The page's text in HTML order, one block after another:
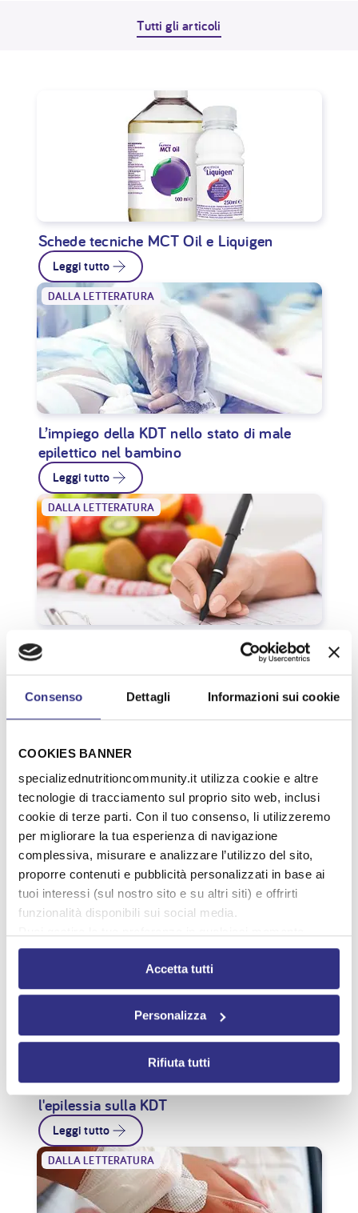
Consenso Dettagli Informazioni sui cookie
COOKIES BANNER
specializednutritioncommunity.it utilizza cookie e altre
tecnologie di tracciamento sul proprio sito web, inclusi
cookie di terze parti. Con il tuo consenso, li utilizzeremo
per migliorare la tua esperienza di navigazione
complessiva, misurare e analizzare l’utilizzo del sito,
proporre contenuti e pubblicità personalizzati in base ai
tuoi interessi (sul nostro sito e su altri siti) e offrirti
funzionalità disponibili sui social media.
cliccando su Impostazioni dei cookie. Ulteriori
informazioni sono disponibili nellaCookie Policy
Privacy Policy.
Cliccando su “Accetta tutti” acconsenti all’utilizzo di tutti i
Accetta tutti
Personalizza
Rifiuta tutti
Tutti gli articoli
Schede tecniche MCT Oil e Liquigen
Leggi tutto
DALLA LETTERATURA
L’impiego della KDT nello stato di male
epilettico nel bambino
Leggi tutto
DALLA LETTERATURA
Raccomandazioni internazionali per dietisti
su KDT classica e modificata per bambini e
giovani adulti
KDT per l'epilessia durante la gravidanza e
l'allattamento
Leggi tutto
DALLA LETTERATURA
Raccomandazioni della lega Italiana contro
l'epilessia sulla KDT
Leggi tutto
DALLA LETTERATURA